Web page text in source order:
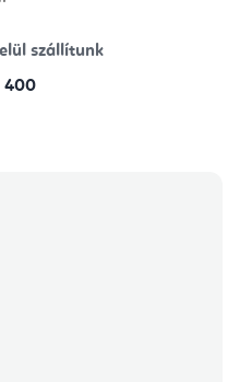
szállítunk
400